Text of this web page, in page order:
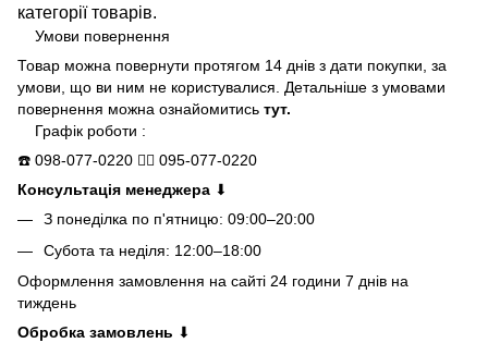
категорії товарів.
Умови повернення
Товар можна повернути протягом 14 днів з дати покупки, за
умови, що ви ним не користувалися. Детальніше з умовами
повернення можна ознайомитись тут.
Графік роботи :
☎️ 098-077-0220 👍🏻 095-077-0220
Консультація менеджера ⬇
З понеділка по п'ятницю: 09:00–20:00
Субота та неділя: 12:00–18:00
Оформлення замовлення на сайті 24 години 7 днів на
тиждень
Обробка замовлень ⬇